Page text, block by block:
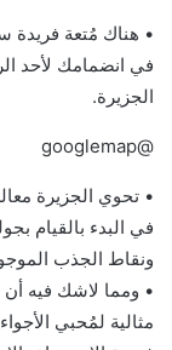
• هناك مُتعة فريدة
في انضمامك لأحد
الجزيرة.
@googlemap
• تحوي الجزيرة
في البدء بالقيام
ونقاط الجذب
• ومما لاشك فيه أن
مثالية لمُحبي